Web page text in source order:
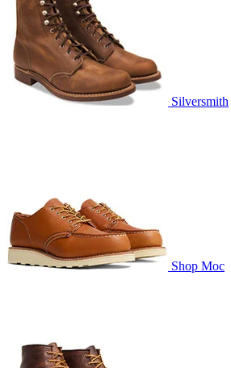
Silversmith
Shop Moc